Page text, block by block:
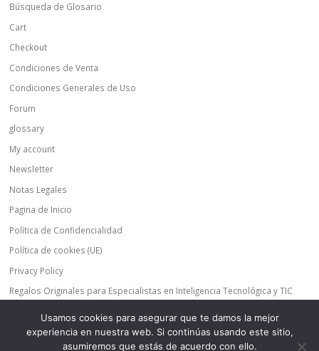
Búsqueda de Glosario
Cart
Checkout
Condiciones de Venta
Condiciones Generales de Uso
Forum
glossary
My account
Newsletter
Notas Legales
Pagina de Inicio
Política de Confidencialidad
Política de cookies (UE)
Privacy Policy
Regalos Originales para Especialistas en Inteligencia Tecnológica y TIC
Shop
Usamos cookies para asegurar que te damos la mejor
experiencia en nuestra web. Si continúas usando este sitio,
asumiremos que estás de acuerdo con ello.